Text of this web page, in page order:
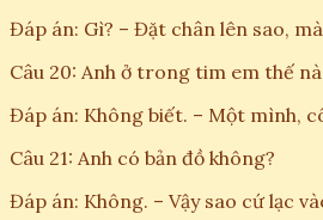
Đáp án: Gì? – Đặt chân lên sao,
Câu 20: Anh ở trong tim em thế
Đáp án: Không biết. – Một mình,
Câu 21: Anh có bản đồ không?
Đáp án: Không. – Vậy sao cứ lạc